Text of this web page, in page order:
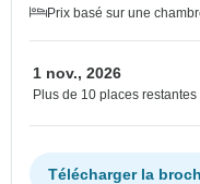
Prix basé sur une
1 nov., 2026
Plus de 10 places restantes
Télécharger la